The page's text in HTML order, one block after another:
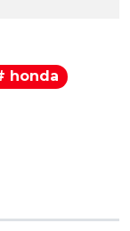
honda